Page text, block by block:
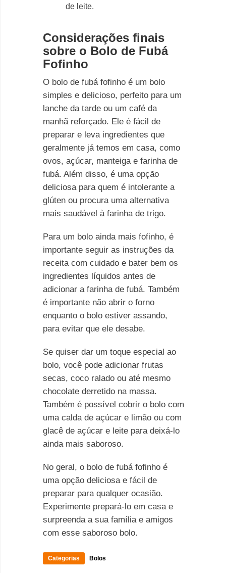
de leite.
Considerações finais
sobre o Bolo de Fubá
Fofinho
O bolo de fubá fofinho é um bolo
simples e delicioso, perfeito para um
lanche da tarde ou um café da
manhã reforçado. Ele é fácil de
preparar e leva ingredientes que
geralmente já temos em casa, como
ovos, açúcar, manteiga e farinha de
fubá. Além disso, é uma opção
deliciosa para quem é intolerante a
glúten ou procura uma alternativa
mais saudável à farinha de trigo.
Para um bolo ainda mais fofinho, é
importante seguir as instruções da
receita com cuidado e bater bem os
ingredientes líquidos antes de
adicionar a farinha de fubá. Também
é importante não abrir o forno
enquanto o bolo estiver assando,
para evitar que ele desabe.
Se quiser dar um toque especial ao
bolo, você pode adicionar frutas
secas, coco ralado ou até mesmo
chocolate derretido na massa.
Também é possível cobrir o bolo com
uma calda de açúcar e limão ou com
glacê de açúcar e leite para deixá-lo
ainda mais saboroso.
No geral, o bolo de fubá fofinho é
uma opção deliciosa e fácil de
preparar para qualquer ocasião.
Experimente prepará-lo em casa e
surpreenda a sua família e amigos
com esse saboroso bolo.
Categorias Bolos